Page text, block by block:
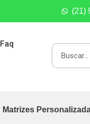
(21)
Faq
Matrizes